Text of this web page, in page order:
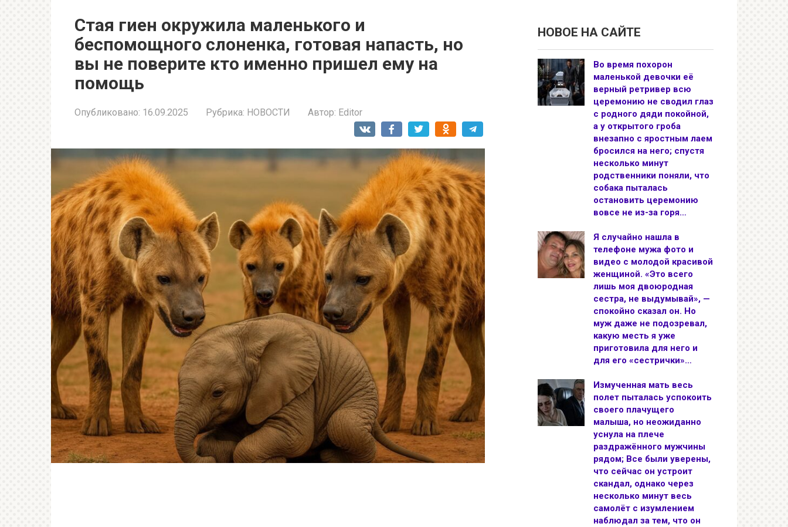
Стая гиен окружила маленького и
беспомощного слоненка, готовая напасть, но
вы не поверите кто именно пришел ему на
помощь
Опубликовано: 16.09.2025 Рубрика: НОВОСТИ Автор: Editor
НОВОЕ НА САЙТЕ
Во время похорон
маленькой девочки её
верный ретривер всю
церемонию не сводил глаз
с родного дяди покойной,
а у открытого гроба
внезапно с яростным лаем
бросился на него; спустя
несколько минут
родственники поняли, что
собака пыталась
остановить церемонию
вовсе не из-за горя…
Я случайно нашла в
телефоне мужа фото и
видео с молодой красивой
женщиной. «Это всего
лишь моя двоюродная
сестра, не выдумывай», —
спокойно сказал он. Но
муж даже не подозревал,
какую месть я уже
приготовила для него и
для его «сестрички»…
Измученная мать весь
полет пыталась успокоить
своего плачущего
малыша, но неожиданно
уснула на плече
раздражённого мужчины
рядом; Все были уверены,
что сейчас он устроит
скандал, однако через
несколько минут весь
самолёт с изумлением
наблюдал за тем, что он